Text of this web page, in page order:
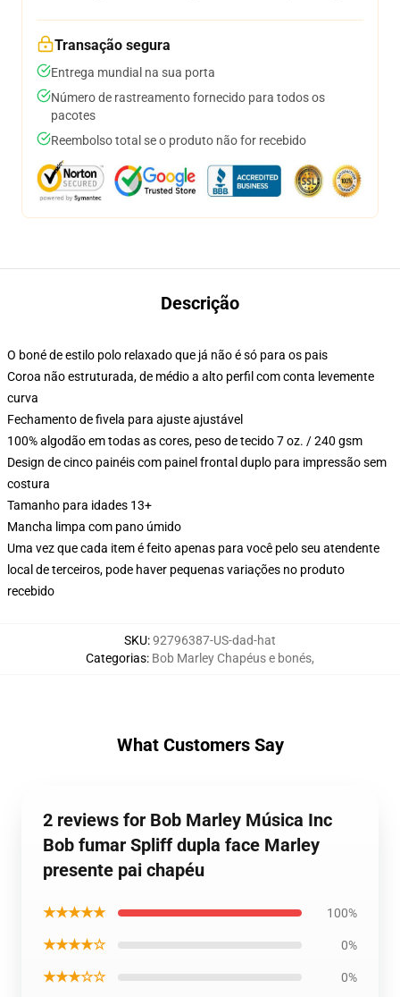
Transação segura
Entrega mundial na sua porta
Número de rastreamento fornecido para todos os
pacotes
Reembolso total se o produto não for recebido
Descrição
O boné de estilo polo relaxado que já não é só para os pais
Coroa não estruturada, de médio a alto perfil com conta levemente
curva
Fechamento de fivela para ajuste ajustável
100% algodão em todas as cores, peso de tecido 7 oz. / 240 gsm
Design de cinco painéis com painel frontal duplo para impressão sem
costura
Tamanho para idades 13+
Mancha limpa com pano úmido
Uma vez que cada item é feito apenas para você pelo seu atendente
local de terceiros, pode haver pequenas variações no produto
recebido
SKU:92796387-US-dad-hat
Categorias: Bob Marley Chapéus e bonés,
What Customers Say
2 reviews for Bob Marley Música Inc
Bob fumar Spliff dupla face Marley
presente pai chapéu
★★★★★ 100%
★★★★☆ 0%
★★★☆☆ 0%